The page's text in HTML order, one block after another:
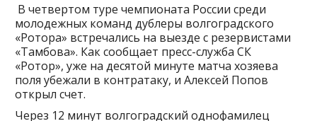
В четвертом туре чемпионата России среди
молодежных команд дублеры волгоградского
«Ротора» встречались на выезде с резервистами
«Тамбова». Как сообщает пресс-служба СК
«Ротор», уже на десятой минуте матча хозяева
поля убежали в контратаку, и Алексей Попов
открыл счет.
Через 12 минут волгоградский однофамилец